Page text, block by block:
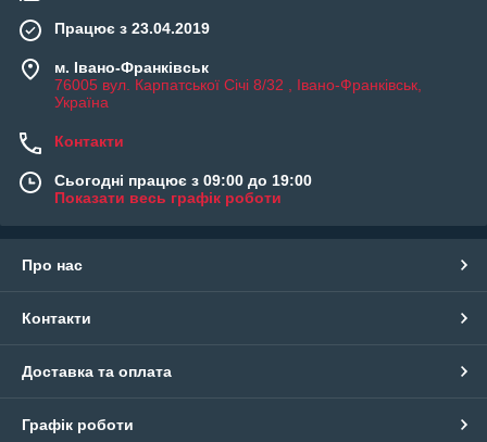
Працює з 23.04.2019
м. Івано-Франківськ
76005 вул. Карпатської Січі 8/32 , Івано-Франківськ,
Україна
Контакти
Сьогодні працює з 09:00 до 19:00
Показати весь графік роботи
Про нас
Контакти
Доставка та оплата
Графік роботи